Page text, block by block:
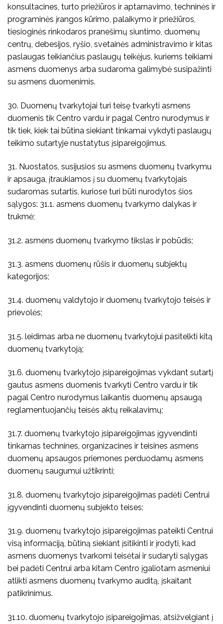
konsultacines, turto priežiūros ir aptarnavimo, techninės ir
programinės įrangos kūrimo, palaikymo ir priežiūros,
tiesioginės rinkodaros pranešimų siuntimo, duomenų
centrų, debesijos, ryšio, svetainės administravimo ir kitas
paslaugas teikiančius paslaugų teikėjus, kuriems teikiami
asmens duomenys arba sudaroma galimybė susipažinti
su asmens duomenimis.
30. Duomenų tvarkytojai turi teisę tvarkyti asmens
duomenis tik Centro vardu ir pagal Centro nurodymus ir
tik tiek, kiek tai būtina siekiant tinkamai vykdyti paslaugų
teikimo sutartyje nustatytus įsipareigojimus.
31. Nuostatos, susijusios su asmens duomenų tvarkymu
ir apsauga, įtraukiamos į su duomenų tvarkytojais
sudaromas sutartis, kuriose turi būti nurodytos šios
sąlygos: 31.1. asmens duomenų tvarkymo dalykas ir
trukmė;
31.2. asmens duomenų tvarkymo tikslas ir pobūdis;
31.3. asmens duomenų rūšis ir duomenų subjektų
kategorijos;
31.4. duomenų valdytojo ir duomenų tvarkytojo teisės ir
prievolės;
31.5. leidimas arba ne duomenų tvarkytojui pasitelkti kitą
duomenų tvarkytoją;
31.6. duomenų tvarkytojo įsipareigojimas vykdant sutartį
gautus asmens duomenis tvarkyti Centro vardu ir tik
pagal Centro nurodymus laikantis duomenų apsaugą
reglamentuojančių teisės aktų reikalavimų;
31.7. duomenų tvarkytojo įsipareigojimas įgyvendinti
tinkamas technines, organizacines ir teisines asmens
duomenų apsaugos priemones perduodamų asmens
duomenų saugumui užtikrinti;
31.8. duomenų tvarkytojo įsipareigojimas padėti Centrui
įgyvendinti duomenų subjekto teises;
31.9. duomenų tvarkytojo įsipareigojimas pateikti Centrui
visą informaciją, būtiną siekiant įsitikinti ir įrodyti, kad
asmens duomenys tvarkomi teisėtai ir sudaryti sąlygas
bei padėti Centrui arba kitam Centro įgaliotam asmeniui
atlikti asmens duomenų tvarkymo auditą, įskaitant
patikrinimus.
31.10. duomenų tvarkytojo įsipareigojimas, atsižvelgiant į